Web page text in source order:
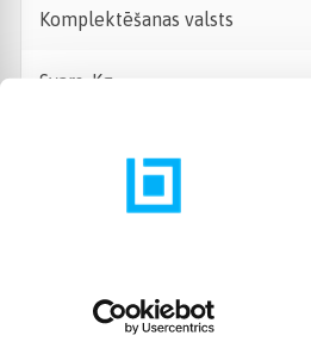
Komplektēšanas valsts
Svars, Kg